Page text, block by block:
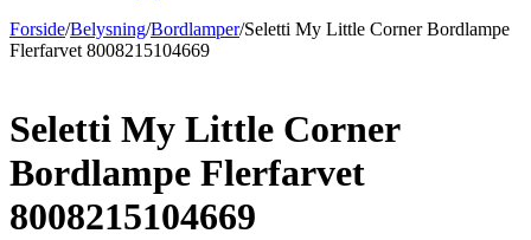
Forside/Belysning/Bordlamper/Seletti My Little Corner Bordlampe
Flerfarvet 8008215104669
Seletti My Little Corner
Bordlampe Flerfarvet
8008215104669